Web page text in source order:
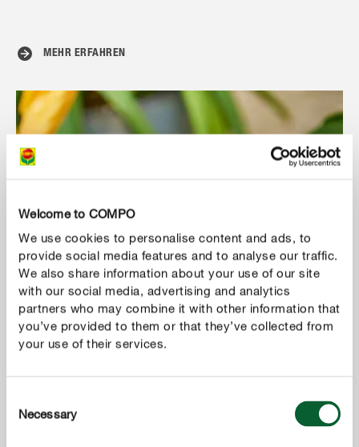
Welcome to COMPO
We use cookies to personalise content and ads, to
provide social media features and to analyse our traffic.
We also share information about your use of our site
with our social media, advertising and analytics
partners who may combine it with other information that
you’ve provided to them or that they’ve collected from
your use of their services.
Selection
Necessary
MEHR ERFAHREN